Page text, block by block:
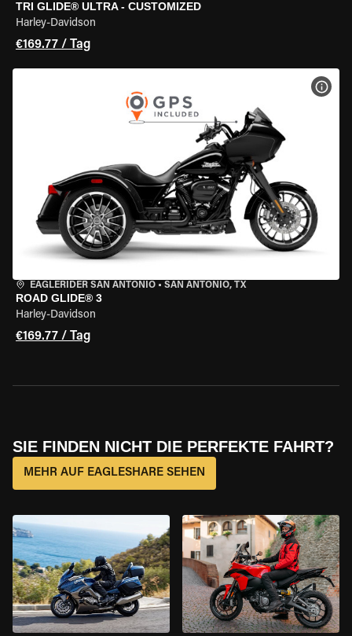
TRI GLIDE® ULTRA - CUSTOMIZED
Harley-Davidson
€169.77 / Tag
EAGLERIDER SAN ANTONIO • SAN ANTONIO, TX
ROAD GLIDE® 3
Harley-Davidson
€169.77 / Tag
SIE FINDEN NICHT DIE PERFEKTE FAHRT?
MEHR AUF EAGLESHARE SEHEN